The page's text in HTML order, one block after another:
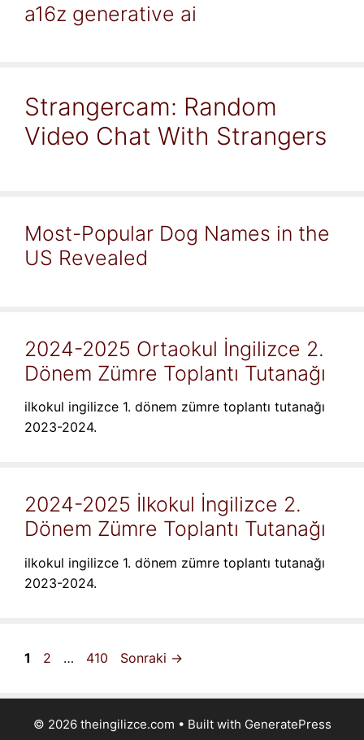
a16z generative ai
Strangercam: Random
Video Chat With Strangers
Most-Popular Dog Names in the
US Revealed
2024-2025 Ortaokul İngilizce 2.
Dönem Zümre Toplantı Tutanağı
ilkokul ingilizce 1. dönem zümre toplantı tutanağı
2023-2024.
2024-2025 İlkokul İngilizce 2.
Dönem Zümre Toplantı Tutanağı
ilkokul ingilizce 1. dönem zümre toplantı tutanağı
2023-2024.
Sayfa
1 Sayfa
2 … Sayfa
410 Sonraki →
© 2026 theingilizce.com • Built with GeneratePress